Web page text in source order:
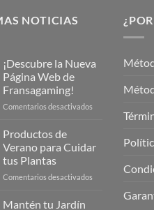
NOTICIAS
¡Descubre la Nueva
Página Web de
Fransagaming!
Comentarios desactivados
Página
Productos de
Verano para Cuidar
tus Plantas
Comentarios desactivados
Mantén tu Jardín